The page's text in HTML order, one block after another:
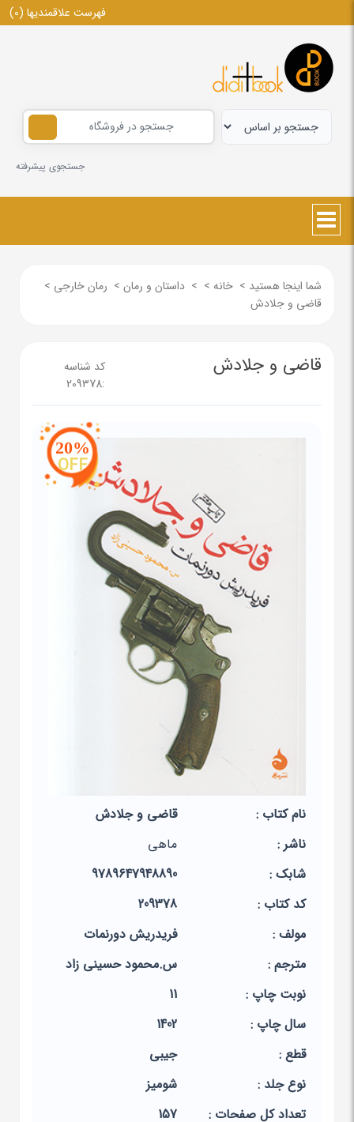
فهرست علاقمندیها (0)
جستجوی پیشرفته
شما اینجا هستید > خانه >
> داستان و رمان > رمان خارجی >
قاضی و جلادش
قاضی و جلادش
کد شناسه
:
209378
20%
OFF
نام کتاب :
قاضی و جلادش
ناشر :
ماهی
شابک :
9789647948890
کد کتاب :
209378
مولف :
فریدریش دورنمات
مترجم :
س.محمود حسینی زاد
نوبت چاپ :
11
سال چاپ :
1402
قطع :
جیبی
نوع جلد :
شومیز
تعداد کل صفحات :
157